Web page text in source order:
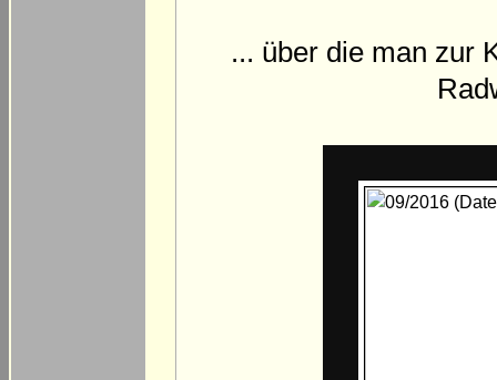
... über die man zur